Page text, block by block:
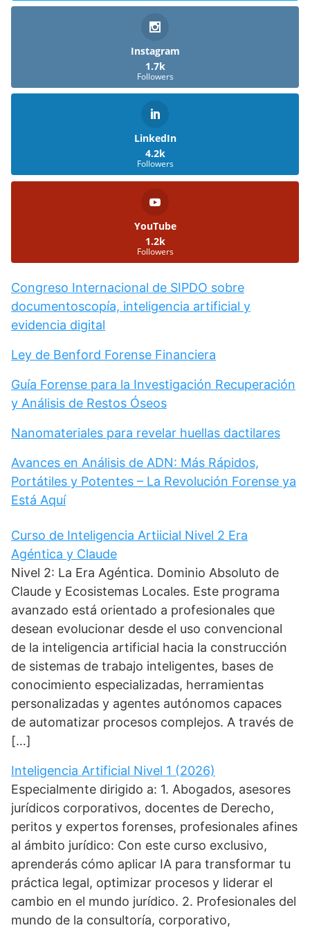
Instagram
1.7k
Followers
LinkedIn
4.2k
Followers
YouTube
1.2k
Followers
Congreso Internacional de SIPDO sobre
documentoscopía, inteligencia artificial y
evidencia digital
Ley de Benford Forense Financiera
Guía Forense para la Investigación Recuperación
y Análisis de Restos Óseos
Nanomateriales para revelar huellas dactilares
Avances en Análisis de ADN: Más Rápidos,
Portátiles y Potentes – La Revolución Forense ya
Está Aquí
Curso de Inteligencia Artiicial Nivel 2 Era
Agéntica y Claude
Nivel 2: La Era Agéntica. Dominio Absoluto de
Claude y Ecosistemas Locales. Este programa
avanzado está orientado a profesionales que
desean evolucionar desde el uso convencional
de la inteligencia artificial hacia la construcción
de sistemas de trabajo inteligentes, bases de
conocimiento especializadas, herramientas
personalizadas y agentes autónomos capaces
de automatizar procesos complejos. A través de
[…]
Inteligencia Artificial Nivel 1 (2026)
Especialmente dirigido a: 1. Abogados, asesores
jurídicos corporativos, docentes de Derecho,
peritos y expertos forenses, profesionales afines
al ámbito jurídico: Con este curso exclusivo,
aprenderás cómo aplicar IA para transformar tu
práctica legal, optimizar procesos y liderar el
cambio en el mundo jurídico. 2. Profesionales del
mundo de la consultoría, corporativo,